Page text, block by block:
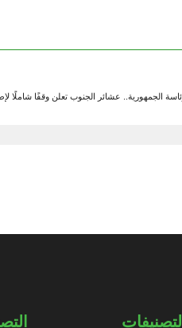
التصنيفات